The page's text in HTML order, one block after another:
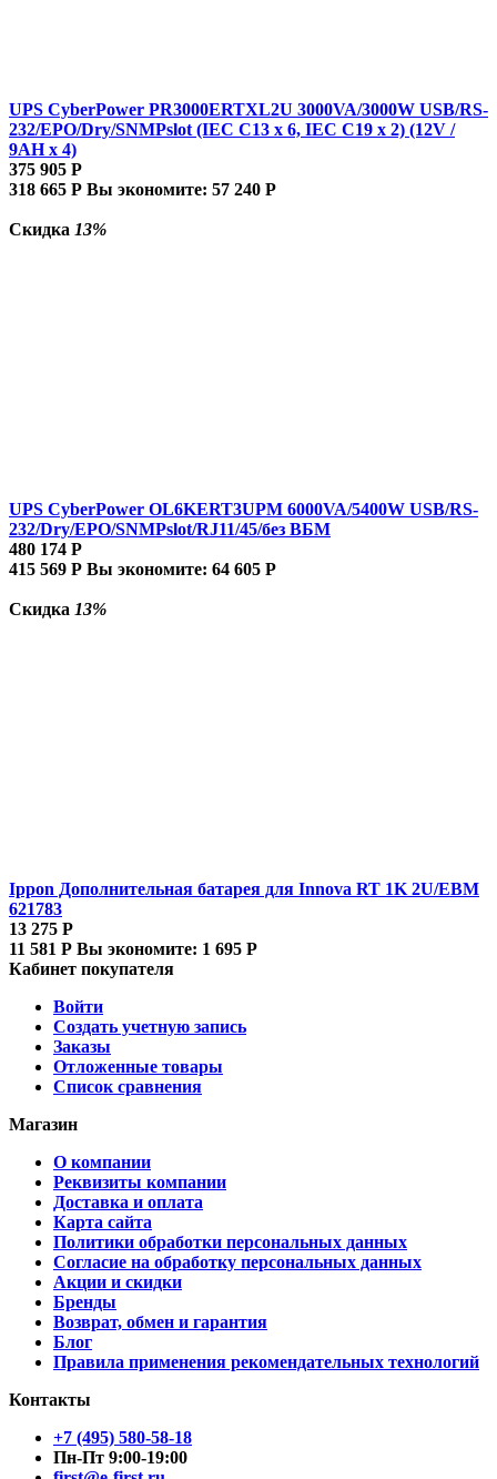
UPS CyberPower PR3000ERTXL2U 3000VA/3000W USB/RS-
232/EPO/Dry/SNMPslot (IEC C13 x 6, IEC C19 x 2) (12V /
9AH х 4)
375 905 Р
318 665 Р Вы экономите: 57 240 Р
Скидка 13%
UPS CyberPower OL6KERT3UPM 6000VA/5400W USB/RS-
232/Dry/EPO/SNMPslot/RJ11/45/без ВБМ
480 174 Р
415 569 Р Вы экономите: 64 605 Р
Скидка 13%
Ippon Дополнительная батарея для Innova RT 1K 2U/EBM
621783
13 275 Р
11 581 Р Вы экономите: 1 695 Р
Кабинет покупателя
Войти
Создать учетную запись
Заказы
Отложенные товары
Список сравнения
Магазин
О компании
Реквизиты компании
Доставка и оплата
Карта сайта
Политики обработки персональных данных
Согласие на обработку персональных данных
Акции и скидки
Бренды
Возврат, обмен и гарантия
Блог
Правила применения рекомендательных технологий
Контакты
+7 (495) 580-58-18
Пн-Пт 9:00-19:00